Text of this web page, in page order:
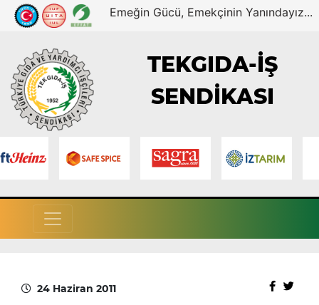
Emeğin Gücü, Emekçinin Yanındayız...
TEKGIDA-İŞ
SENDİKASI
24 Haziran 2011